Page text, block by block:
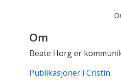
Om
Beate Horg er
Publikasjoner i Cristin